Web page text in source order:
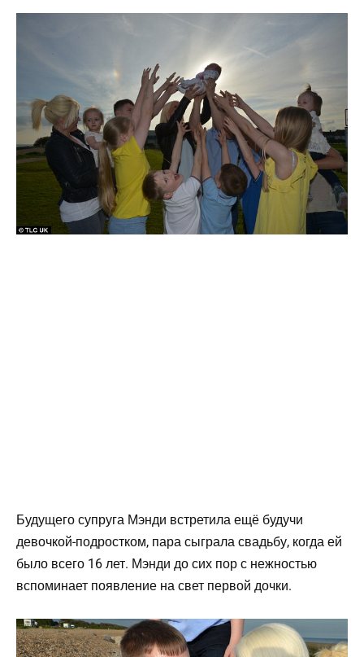
Будущего супруга Мэнди встретила ещё будучи
девочкой-подростком, пара сыграла свадьбу, когда ей
было всего 16 лет. Мэнди до сих пор с нежностью
вспоминает появление на свет первой дочки.